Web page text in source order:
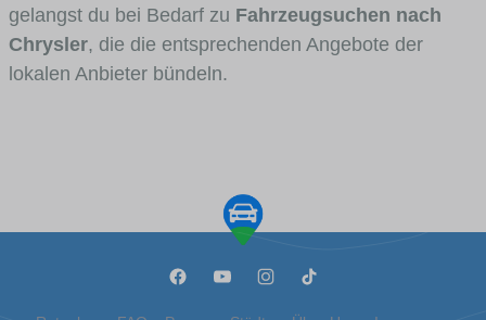
gelangst du bei Bedarf zu Fahrzeugsuchen nach
Chrysler, die die entsprechenden Angebote der
lokalen Anbieter bündeln.